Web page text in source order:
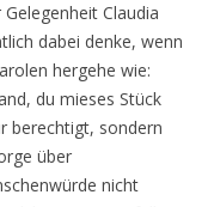
Claudia
dabei denke, wenn
hergehe wie:
du mieses Stück
berechtigt, sondern
über
nicht